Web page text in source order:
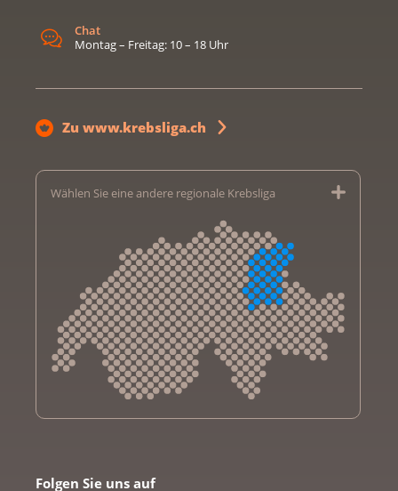
Chat
Montag – Freitag: 10 – 18 Uhr
Zu www.krebsliga.ch
Wählen Sie eine andere regionale Krebsliga
Krebsliga Bern
Folgen Sie uns auf